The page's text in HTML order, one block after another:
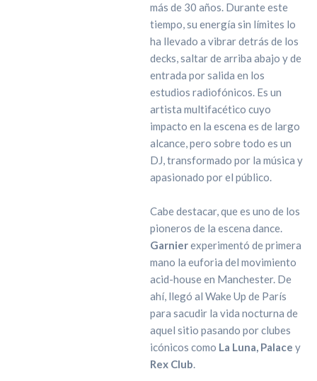
más de 30 años. Durante este
tiempo, su energía sin límites lo
ha llevado a vibrar detrás de los
decks, saltar de arriba abajo y de
entrada por salida en los
estudios radiofónicos. Es un
artista multifacético cuyo
impacto en la escena es de largo
alcance, pero sobre todo es un
DJ, transformado por la música y
apasionado por el público.
Cabe destacar, que es uno de los
pioneros de la escena dance.
Garnierexperimentó de primera
mano la euforia del movimiento
acid-house en Manchester. De
ahí, llegó al Wake Up de París
para sacudir la vida nocturna de
aquel sitio pasando por clubes
icónicos como La Luna, Palace y
Rex Club.